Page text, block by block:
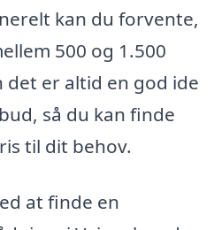
kan du forvente,
500 og 1.500
er altid en god ide
så du kan finde
til dit behov.
at finde en